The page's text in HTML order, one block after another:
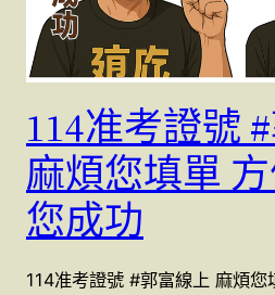
114准考證號
麻煩您填單
您成功
114准考證號 #郭富線上 麻煩